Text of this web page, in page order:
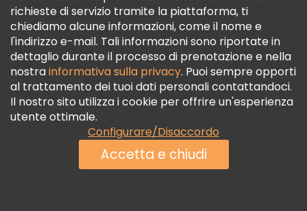
Freetour Premi
Programma Di Fidelizzazione
richieste di servizio tramite la piattaforma, ti
chiediamo alcune informazioni, come il nome e
l'indirizzo e-mail. Tali informazioni sono riportate in
dettaglio durante il processo di prenotazione e nella
nostrainformativa sulla privacy. Puoi sempre opporti
al trattamento dei tuoi dati personali contattandoci.
Il nostro sito utilizza i cookie per offrire un'esperienza
utente ottimale.
Configurare/Disaccordo
Accetta e chiudi